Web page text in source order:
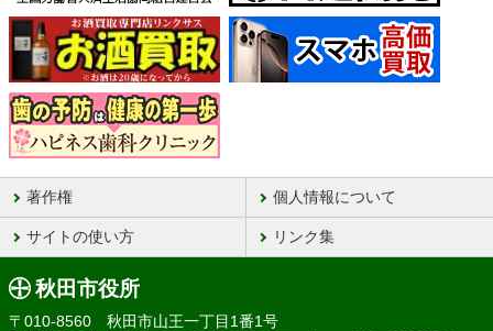
著作権 個人情報について
サイトの使い方 リンク集
秋田市役所
〒010-8560 秋田市山王一丁目1番1号